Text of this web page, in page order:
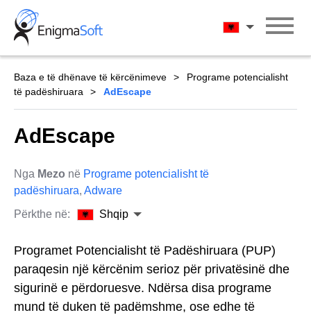
Skip
content
Shqip
Baza e të dhënave të kërcënimeve
Programe potencialisht
të padëshiruara
AdEscape
AdEscape
Nga Mezo në Programe potencialisht të
padëshiruara, Adware
Përkthe në:
Shqip
Programet Potencialisht të Padëshiruara (PUP)
paraqesin një kërcënim serioz për privatësinë dhe
sigurinë e përdoruesve. Ndërsa disa programe
mund të duken të padëmshme, ose edhe të